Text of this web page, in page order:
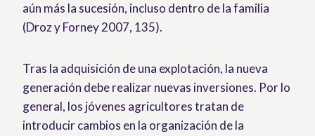
aún más la sucesión, incluso dentro de la familia
(Droz y Forney 2007, 135).
Tras la adquisición de una explotación, la nueva
generación debe realizar nuevas inversiones. Por lo
general, los jóvenes agricultores tratan de
introducir cambios en la organización de la